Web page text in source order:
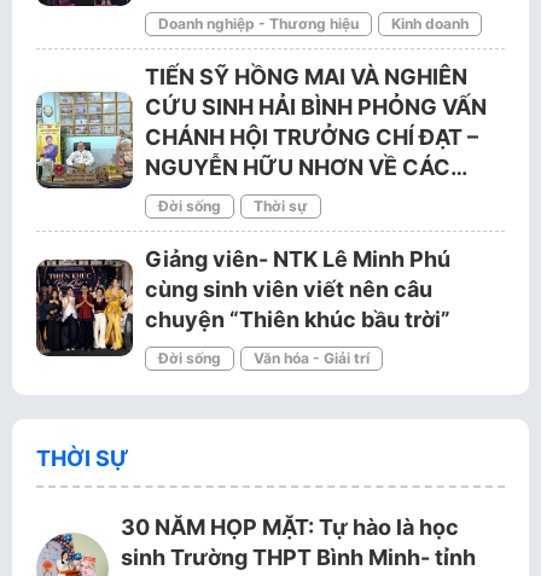
Doanh nghiệp - Thương hiệu Kinh doanh
TIẾN SỸ HỒNG MAI VÀ NGHIÊN
CỨU SINH HẢI BÌNH PHỎNG VẤN
CHÁNH HỘI TRƯỞNG CHÍ ĐẠT –
NGUYỄN HỮU NHƠN VỀ CÁC…
Đời sống Thời sự
Giảng viên- NTK Lê Minh Phú
cùng sinh viên viết nên câu
chuyện “Thiên khúc bầu trời”
Đời sống Văn hóa - Giải trí
THỜI SỰ
30 NĂM HỌP MẶT: Tự hào là học
sinh Trường THPT Bình Minh- tỉnh